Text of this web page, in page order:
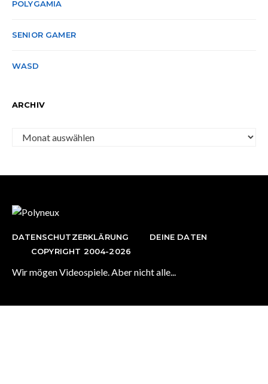
POLYGAMIA
SENIOR GAMER
WASD
ARCHIV
Archiv
DATENSCHUTZERKLÄRUNG
DEINE DATEN
COPYRIGHT 2004-2026
Wir mögen Videospiele. Aber nicht alle...